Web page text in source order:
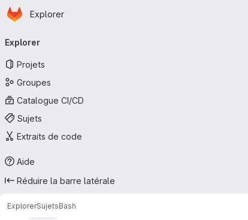
Passer au contenu principal
Page d'accueil
Explorer
principale
Explorer
Projets
Groupes
Catalogue CI/CD
Sujets
Extraits de code
Aide
Réduire la barre latérale
ExplorerSujetsBash